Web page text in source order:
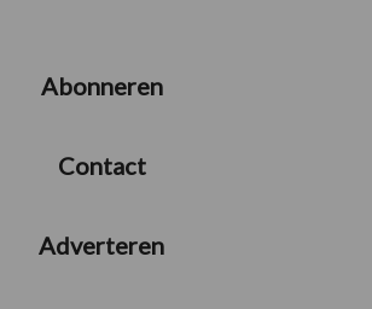
Abonneren
Contact
Adverteren